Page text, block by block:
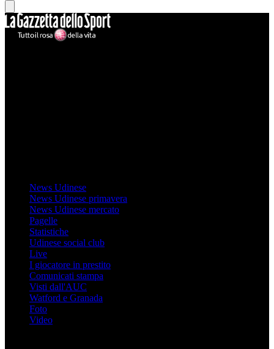
News Udinese
News Udinese primavera
News Udinese mercato
Pagelle
Statistiche
Udinese social club
Live
I giocatore in prestito
Comunicati stampa
Visti dall'AUC
Watford e Granada
Foto
Video